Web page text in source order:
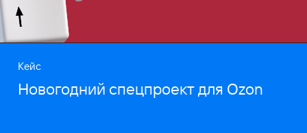
Кейс
Новогодний спецпроект для Ozon